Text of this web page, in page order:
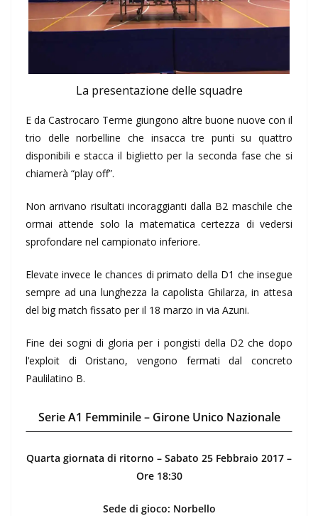
La presentazione delle squadre
E da Castrocaro Terme giungono altre buone nuove con il
trio delle norbelline che insacca tre punti su quattro
disponibili e stacca il biglietto per la seconda fase che si
chiamerà “play off”.
Non arrivano risultati incoraggianti dalla B2 maschile che
ormai attende solo la matematica certezza di vedersi
sprofondare nel campionato inferiore.
Elevate invece le chances di primato della D1 che insegue
sempre ad una lunghezza la capolista Ghilarza, in attesa
del big match fissato per il 18 marzo in via Azuni.
Fine dei sogni di gloria per i pongisti della D2 che dopo
l’exploit di Oristano, vengono fermati dal concreto
Paulilatino B.
Serie A1 Femminile – Girone Unico Nazionale
Quarta giornata di ritorno – Sabato 25 Febbraio 2017 –
Ore 18:30
Sede di gioco: Norbello